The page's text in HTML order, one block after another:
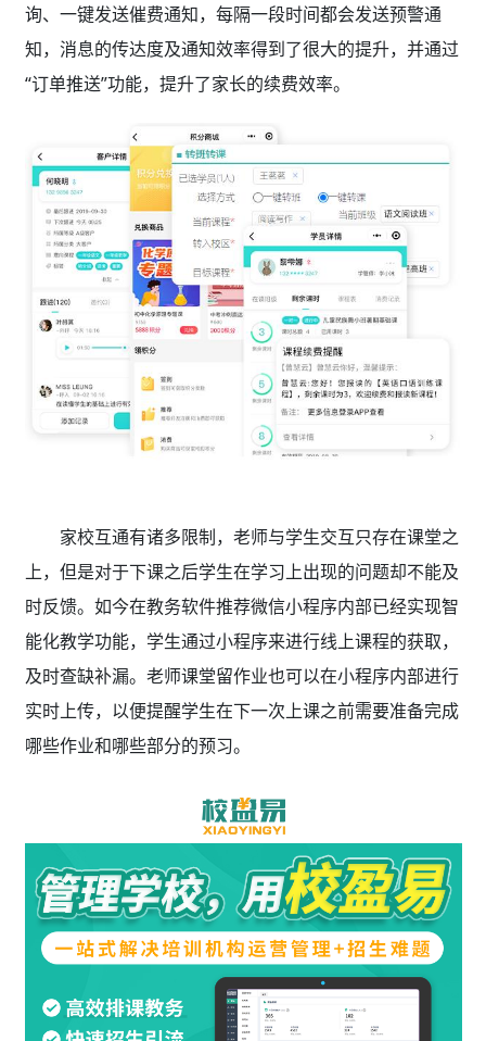
询、一键发送催费通知，每隔一段时间都会发送预警通
知，消息的传达度及通知效率得到了很大的提升，并通过
“订单推送”功能，提升了家长的续费效率。
家校互通有诸多限制，老师与学生交互只存在课堂之
上，但是对于下课之后学生在学习上出现的问题却不能及
时反馈。如今在教务软件推荐微信小程序内部已经实现智
能化教学功能，学生通过小程序来进行线上课程的获取，
及时查缺补漏。老师课堂留作业也可以在小程序内部进行
实时上传，以便提醒学生在下一次上课之前需要准备完成
哪些作业和哪些部分的预习。